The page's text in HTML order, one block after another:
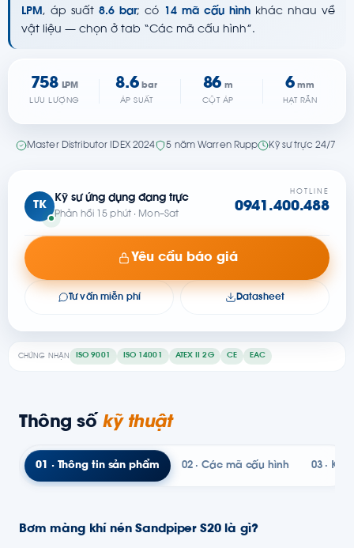
CHỨNG NHẬN ISO 9001 ISO 14001 ATEX II 2G CE EAC
LPM, áp suất8.6 bar; có 14 mã cấu hìnhkhác nhau về
vật liệu — chọn ở tab “Các mã cấu hình”.
758 LPM
LƯU LƯỢNG
8.6 bar
ÁP SUẤT
86 m
CỘT ÁP
6 mm
HẠT RẮN
Master Distributor IDEX 2024 5 năm Warren Rupp Kỹ sư trực 24/7
TK
Kỹ sư ứng dụng đang trực
Phản hồi 15 phút · Mon–Sat
HOTLINE
0941.400.488
Yêu cầu báo giá
Tư vấn miễn phí Datasheet
Thông số kỹ thuật
01 · Thông tin sản phẩm 02 · Các mã cấu hình 03 · Kỹ
Bơm màng khí nén Sandpiper S20 là gì?